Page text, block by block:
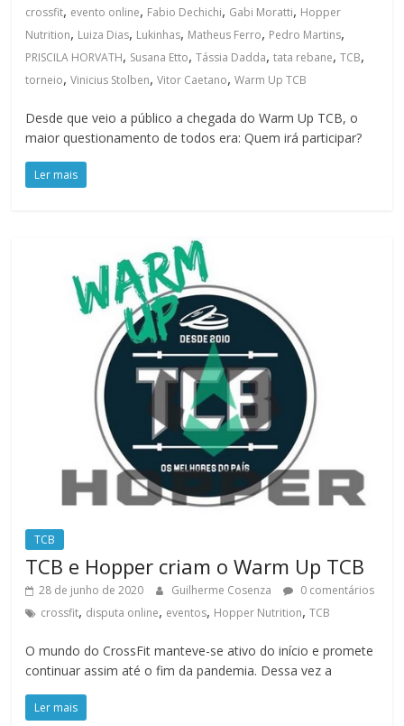
crossfit, evento online, Fabio Dechichi, Gabi Moratti, Hopper
Nutrition, Luiza Dias, Lukinhas, Matheus Ferro, Pedro Martins,
PRISCILA HORVATH, Susana Etto,Tássia Dadda,tata rebane,TCB,
torneio,Vinicius Stolben,Vitor Caetano,Warm Up TCB
Desde que veio a público a chegada do Warm Up TCB, o
maior questionamento de todos era: Quem irá participar?
Ler mais
TCB
TCB e Hopper criam o Warm Up TCB
28 de junho de 2020 Guilherme Cosenza
0 comentários
crossfit, disputa online, eventos, Hopper Nutrition,TCB
O mundo do CrossFit manteve-se ativo do início e promete
continuar assim até o fim da pandemia. Dessa vez a
Ler mais